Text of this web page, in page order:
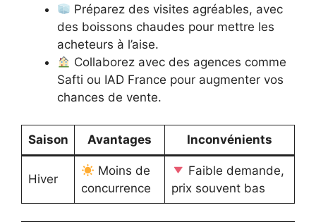
Préparez des visites agréables, avec
des boissons chaudes pour mettre les
acheteurs à l’aise.
Collaborez avec des agences comme
Safti ou IAD France pour augmenter vos
chances de vente.
Saison Avantages Inconvénients
Hiver
Moins de
concurrence
Faible demande,
prix souvent bas